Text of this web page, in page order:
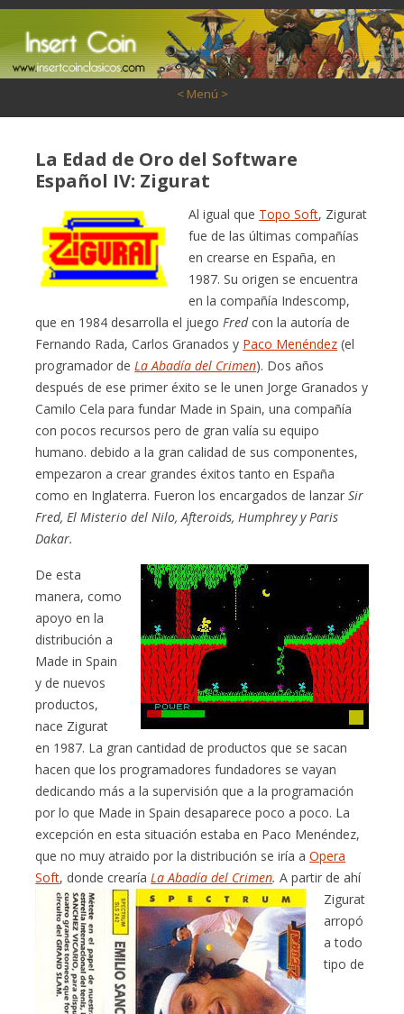
< Menú >
La Edad de Oro del Software
Español IV: Zigurat
Al igual que Topo Soft, Zigurat
fue de las últimas compañías
en crearse en España, en
1987. Su origen se encuentra
en la compañía Indescomp,
que en 1984 desarrolla el juego Fredcon la autoría de
Fernando Rada, Carlos Granados y Paco Menéndez (el
programador de La Abadía del Crimen). Dos años
después de ese primer éxito se le unen Jorge Granados y
Camilo Cela para fundar Made in Spain, una compañía
con pocos recursos pero de gran valía su equipo
humano. debido a la gran calidad de sus componentes,
empezaron a crear grandes éxitos tanto en España
como en Inglaterra. Fueron los encargados de lanzarSir
Fred, El Misterio del Nilo, Afteroids, Humphrey y Paris
Dakar.
De esta
manera, como
apoyo en la
distribución a
Made in Spain
y de nuevos
productos,
nace Zigurat
en 1987. La gran cantidad de productos que se sacan
hacen que los programadores fundadores se vayan
dedicando más a la supervisión que a la programación
por lo que Made in Spain desaparece poco a poco. La
excepción en esta situación estaba en Paco Menéndez,
que no muy atraido por la distribución se iría aOpera
Soft, donde crearía La Abadía del Crimen.A partir de ahí
Zigurat
arropó
a todo
tipo de